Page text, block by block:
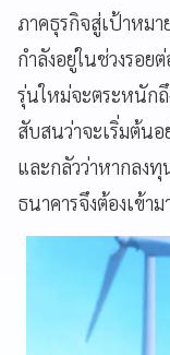
ภาคธุรกิจสู่เป้าหม
กำลังอยู่ในช่วงรอ
รุ่นใหม่จะตระหนัก
สับสนว่าจะเริ่มต้นอ
และกลัวว่าหากลง
ธนาคารจึงต้องเข้า